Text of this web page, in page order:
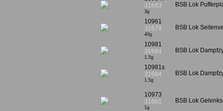
31683
3g
BSB Lok
10961
31679
40g
BSB Lok
10981
31684
1,5g
BSB Lok
10981s
31684
1,5g
BSB Lok
10973
31681
1g
BSB Lok